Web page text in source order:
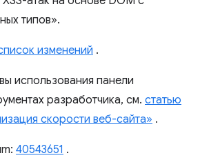
типов».
изменений .
использования панели
разработчика, см. статью
скорости веб-сайта» .
40543651 .